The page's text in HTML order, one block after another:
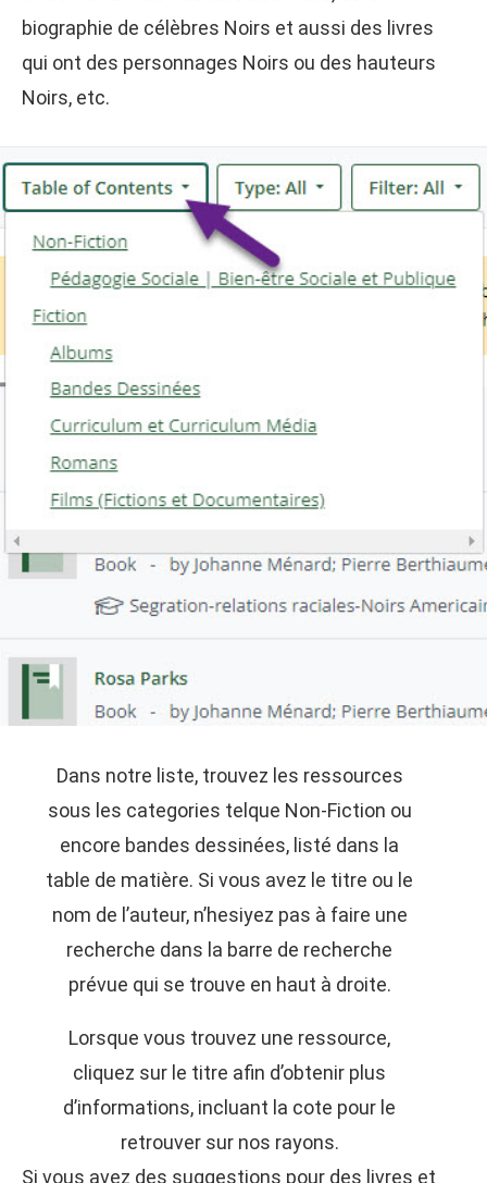
biographie de célèbres Noirs et aussi des livres
qui ont des personnages Noirs ou des hauteurs
Noirs, etc.
Dans notre liste, trouvez les ressources
sous les categories telque Non-Fiction ou
encore bandes dessinées, listé dans la
table de matière. Si vous avez le titre ou le
nom de l’auteur, n’hesiyez pas à faire une
recherche dans la barre de recherche
prévue qui se trouve en haut à droite.
Lorsque vous trouvez une ressource,
cliquez sur le titre afin d’obtenir plus
d’informations, incluant la cote pour le
retrouver sur nos rayons.
Si vous avez des suggestions pour des livres et